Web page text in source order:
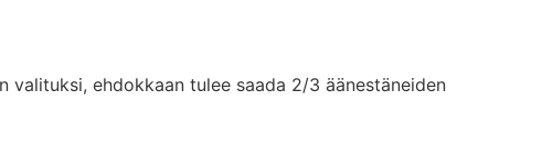
ehdokkaan tulee saada 2/3 äänestäneiden